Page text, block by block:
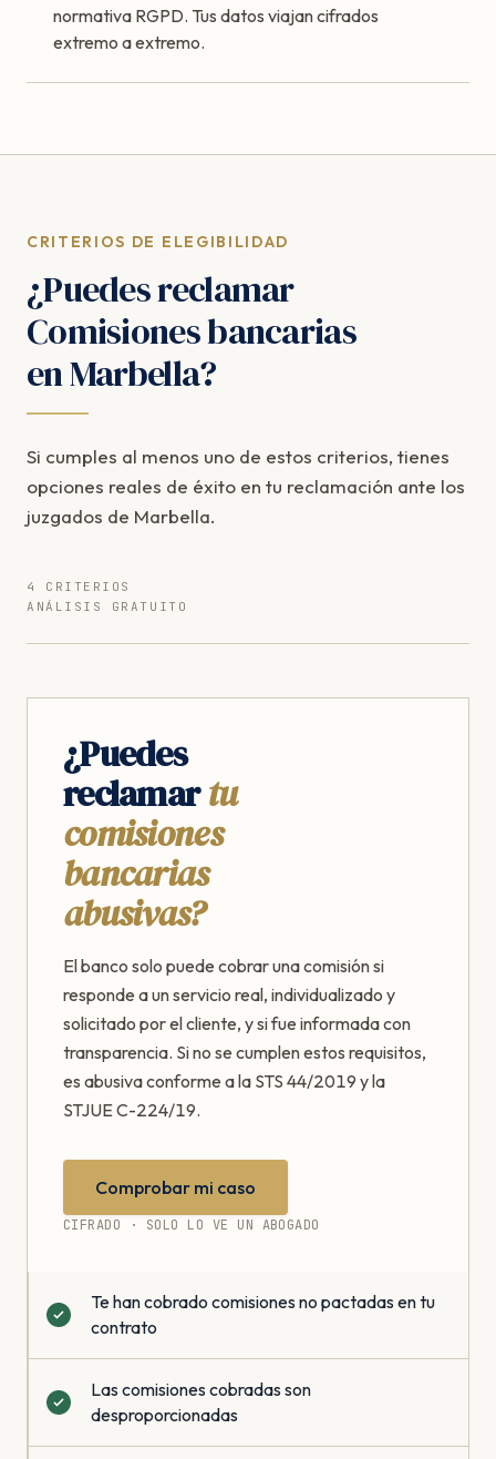
normativa RGPD. Tus datos viajan cifrados
extremo a extremo.
CRITERIOS DE ELEGIBILIDAD
¿Puedes reclamar
Comisiones bancarias
en Marbella?
Si cumples al menos uno de estos criterios, tienes
opciones reales de éxito en tu reclamación ante los
juzgados de Marbella.
4 CRITERIOS
ANÁLISIS GRATUITO
¿Puedes
reclamartu
comisiones
bancarias
abusivas?
El banco solo puede cobrar una comisión si
responde a un servicio real, individualizado y
solicitado por el cliente, y si fue informada con
transparencia. Si no se cumplen estos requisitos,
es abusiva conforme a la STS 44/2019 y la
STJUE C-224/19.
Comprobar mi caso
CIFRADO · SOLO LO VE UN ABOGADO
Te han cobrado comisiones no pactadas en tu
contrato
Las comisiones cobradas son
desproporcionadas